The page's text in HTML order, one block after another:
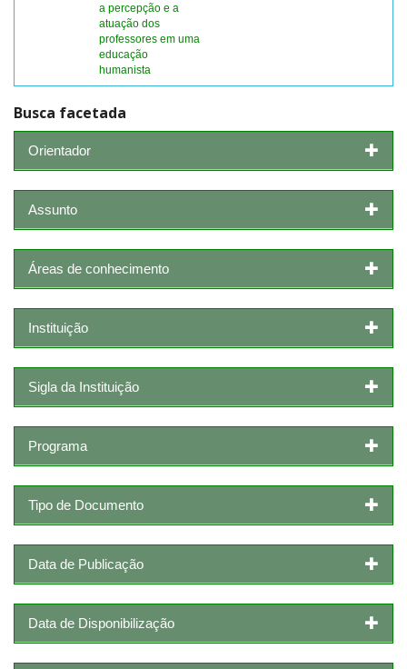
a percepção e a
atuação dos
professores em uma
educação
humanista
Busca facetada
Orientador
Assunto
Áreas de conhecimento
Instituição
Sigla da Instituição
Programa
Tipo de Documento
Data de Publicação
Data de Disponibilização